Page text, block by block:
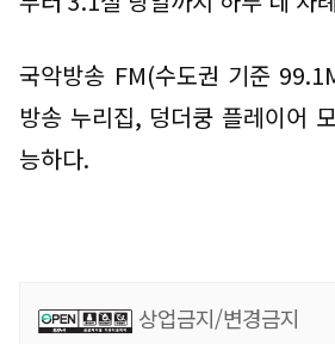
국악방송 FM(수도권 기준
방송 누리집, 덩더쿵 플레이어
능하다.
상업금지/변경금지